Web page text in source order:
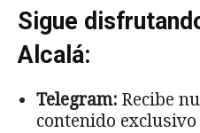
Sigue
Alcalá:
Telegram: Recibe
contenido exclusivo